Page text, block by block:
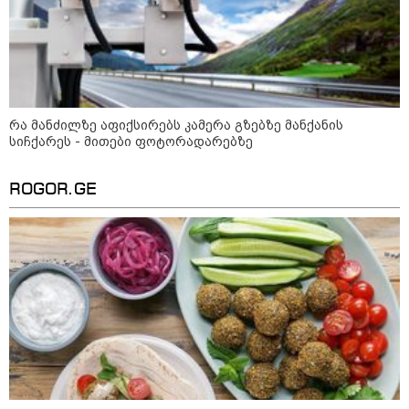
10:52 / 06-08-2026
ვაშინგტონს რაკეტების დეფიციტი აქვს? -
მედიის ცნობით, დონალდ ტრამპი პიტ
ჰეგსეთს დაუპირისპირდა: დეტალები
23:45 / 05-08-2026
ტრაგედია შოტლანდიაში - 35
წლის მამას 9 წლის
ქალიშვილის მკვლელობაში
რა მანძილზე აფიქსირებს კამერა გზებზე მანქანის
სიჩქარეს - მითები ფოტორადარებზე
ROGOR.GE